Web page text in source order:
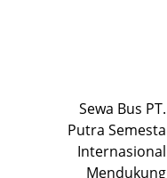
Sewa Bus PT.
Putra Semesta
Internasional
Mendukung